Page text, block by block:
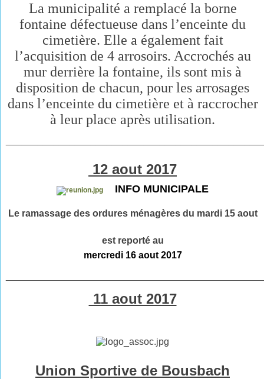
La municipalité a remplacé la borne
fontaine défectueuse dans l’enceinte du
cimetière. Elle a également fait
l’acquisition de 4 arrosoirs. Accrochés au
mur derrière la fontaine, ils sont mis à
disposition de chacun, pour les arrosages
dans l’enceinte du cimetière et à raccrocher
à leur place après utilisation.
12 aout 2017
INFO MUNICIPALE
Le ramassage des ordures ménagères du mardi 15 aout
est reporté au
mercredi 16 aout 2017
11 aout 2017
Union Sportive de Bousbach